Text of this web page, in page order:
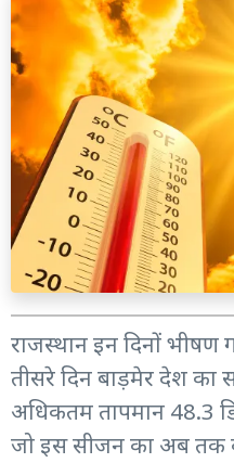
राजस्थान इन दिनों भीषण
तीसरे दिन बाड़मेर देश का
अधिकतम तापमान 48.3
जो इस सीजन का अब तक